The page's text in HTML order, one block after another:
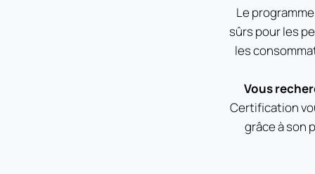
Le
sûrs pour les
les
Vous
Certification
grâce à son